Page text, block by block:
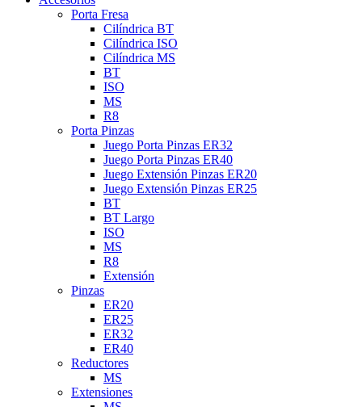
Porta Fresa
Cilíndrica BT
Cilíndrica ISO
Cilíndrica MS
BT
ISO
MS
R8
Porta Pinzas
Juego Porta Pinzas ER32
Juego Porta Pinzas ER40
Juego Extensión Pinzas ER20
Juego Extensión Pinzas ER25
BT
BT Largo
ISO
MS
R8
Extensión
Pinzas
ER20
ER25
ER32
ER40
Reductores
MS
Extensiones